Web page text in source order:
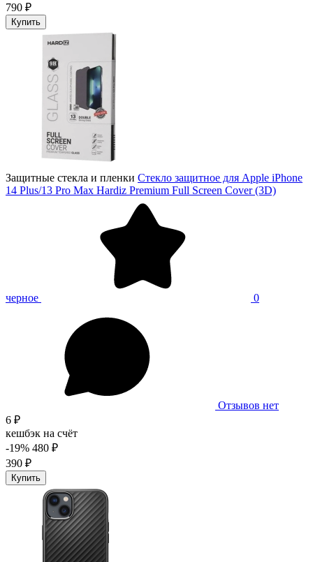
790 ₽
Купить
Защитные стекла и пленки Стекло защитное для Apple iPhone
14 Plus/13 Pro Max Hardiz Premium Full Screen Cover (3D)
черное 0
Отзывов нет
6 ₽
кешбэк на счёт
-19% 480 ₽
390 ₽
Купить